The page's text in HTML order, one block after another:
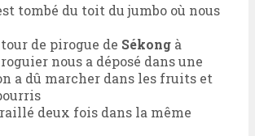
tombé du toit du jumbo où nous
de pirogue de Sékong à
nous a déposé dans une
a dû marcher dans les fruits et
deux fois dans la même